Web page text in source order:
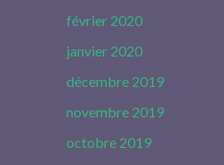
février 2020
janvier 2020
décembre 2019
novembre 2019
octobre 2019